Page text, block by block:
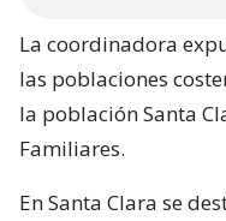
La coordinadora
las poblaciones
la población Santa
Familiares.
En Santa Clara se